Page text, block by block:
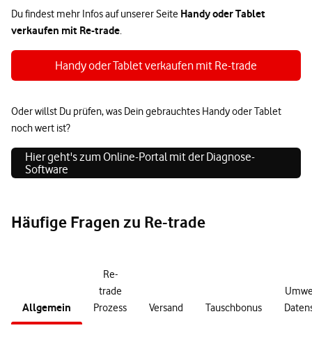
Du findest mehr Infos auf unserer Seite Handy oder Tablet
verkaufen mit Re-trade.
Handy oder Tablet verkaufen mit Re-trade
Oder willst Du prüfen, was Dein gebrauchtes Handy oder Tablet
noch wert ist?
Hier geht's zum Online-Portal mit der Diagnose-
Software
Häufige Fragen zu Re-trade
Allgemein
Re-
trade
Prozess
Versand Tauschbonus